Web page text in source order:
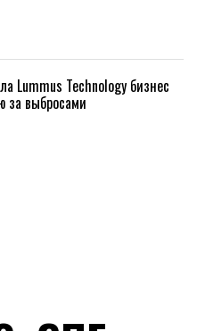
Lummus Technology бизнес
за выбросами